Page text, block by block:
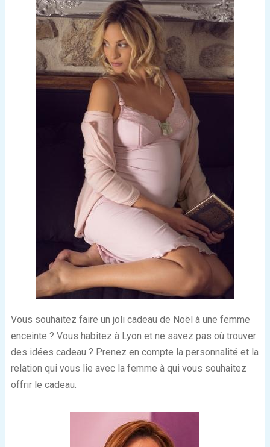
Vous souhaitez faire un joli cadeau de Noël à une femme
enceinte ? Vous habitez à Lyon et ne savez pas où trouver
des idées cadeau ? Prenez en compte la personnalité et la
relation qui vous lie avec la femme à qui vous souhaitez
offrir le cadeau.